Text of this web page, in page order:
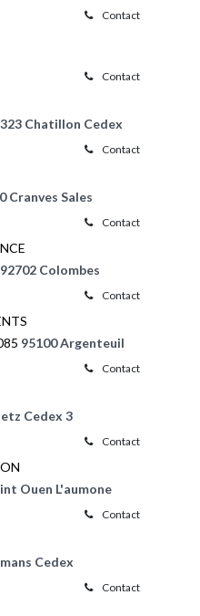
Contact
Contact
Chatillon Cedex
Contact
Cranves Sales
Contact
92702 Colombes
Contact
95100 Argenteuil
Contact
Cedex 3
Contact
Ouen L'aumone
Contact
Cedex
Contact